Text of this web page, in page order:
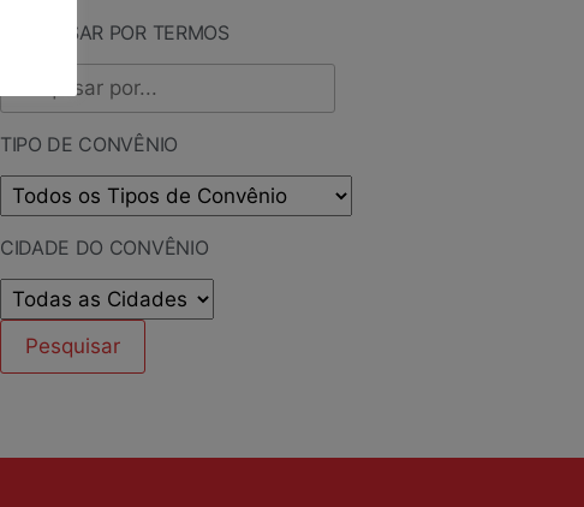
PESQUISAR POR TERMOS
TIPO DE CONVÊNIO
CIDADE DO CONVÊNIO